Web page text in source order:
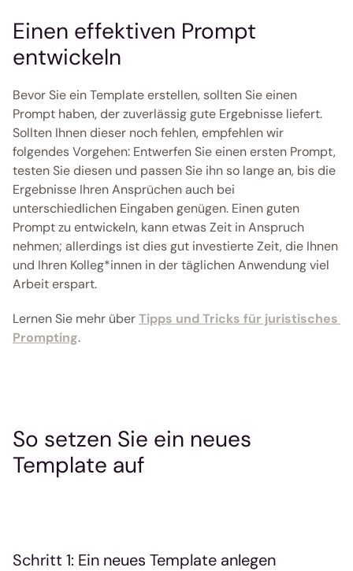
Einen effektiven Prompt
entwickeln
Bevor Sie ein Template erstellen, sollten Sie einen
Prompt haben, der zuverlässig gute Ergebnisse liefert.
Sollten Ihnen dieser noch fehlen, empfehlen wir
folgendes Vorgehen: Entwerfen Sie einen ersten Prompt,
testen Sie diesen und passen Sie ihn so lange an, bis die
Ergebnisse Ihren Ansprüchen auch bei
unterschiedlichen Eingaben genügen. Einen guten
Prompt zu entwickeln, kann etwas Zeit in Anspruch
nehmen; allerdings ist dies gut investierte Zeit, die Ihnen
und Ihren Kolleg*innen in der täglichen Anwendung viel
Arbeit erspart.
Lernen Sie mehr über Tipps und Tricks für juristisches
Prompting.
So setzen Sie ein neues
Template auf
Schritt 1: Ein neues Template anlegen